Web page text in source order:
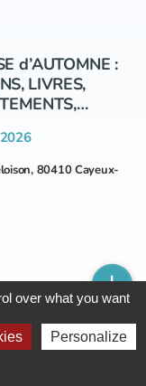
d’AUTOMNE :
LIVRES,
80410 Cayeux-
over what you want
Personalize